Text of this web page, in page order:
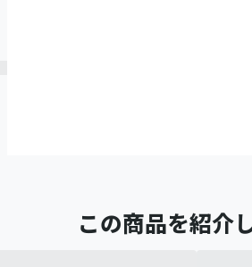
この商品を紹介